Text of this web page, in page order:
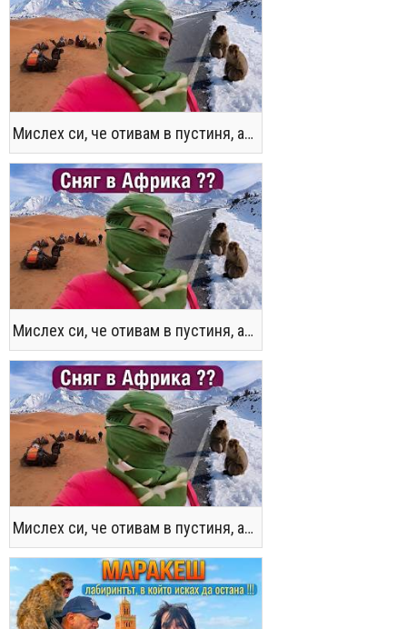
Мислех си, че отивам в пустиня, а се озовах в снега !! / Not the Morocco You Know
Мислех си, че отивам в пустиня, а се озовах в снега !! / Not the Morocco You Know
Мислех си, че отивам в пустиня, а се озовах в снега !! / Not the Morocco You Know